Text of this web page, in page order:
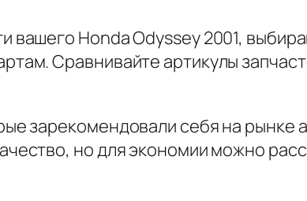
Honda Odyssey 2001,
Сравнивайте артикулы
зарекомендовали себя на рынке
но для экономии можно